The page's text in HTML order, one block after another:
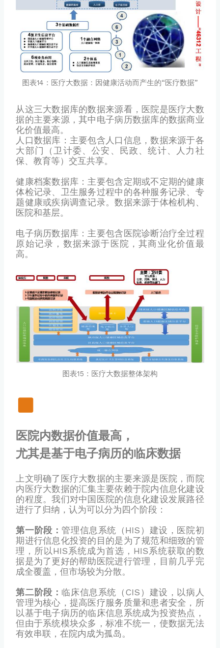
图表14：医疗大数据：因健康活动而产生的“医疗数据”
从这三大数据库的数据来源看，医院是医疗大数
据的主要来源，其中电子病历数据库的数据商业
化价值最高。
人口数据库：主要包含人口信息，数据来源于各
大部门（卫计委、公安、民政、统计、人力社
保、教育等）交互共享。
健康档案数据库：主要包含定期或不定期的健康
体检记录、卫生服务过程中的各种服务记录、专
题健康或疾病调查记录。数据来源于体检机构、
医院和基层。
电子病历数据库：主要包含医院诊断治疗全过程
原始记录，数据来源于医院，其商业化价值最
高。
图表15：医疗大数据整体架构
医院内数据价值最高，
尤其是基于电子病历的临床数据
上文明确了医疗大数据的主要来源是医院，而院
内医疗大数据的汇集主要依赖于院内信息化建设
的程度。我们对中国医院的信息化建设发展路径
进行了归纳，认为可以分为四个阶段：
第一阶段：管理信息系统（HIS）建设，医院初
期进行信息化投资的目的是为了规范和细致的管
理，所以HIS系统成为首选，HIS系统获取的数
据是为了更好的帮助医院进行管理，目前几乎完
成全覆盖，但市场较为分散。
第二阶段： 临床信息系统（CIS）建设，以病人
管理为核心，提高医疗服务质量和患者安全，所
以基于电子病历的临床信息系统成为投资热点，
但由于系统模块众多，标准不统一，使数据无法
有效串联，在院内成为孤岛。